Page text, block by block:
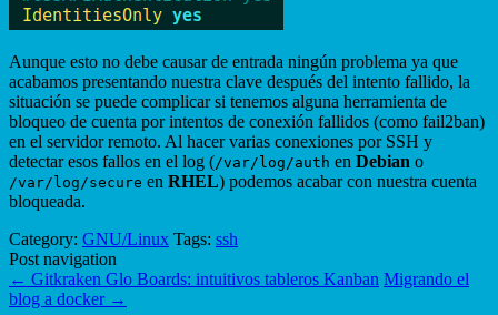
Aunque esto no debe causar de entrada ningún problema ya que
acabamos presentando nuestra clave después del intento fallido, la
situación se puede complicar si tenemos alguna herramienta de
bloqueo de cuenta por intentos de conexión fallidos (como fail2ban)
en el servidor remoto. Al hacer varias conexiones por SSH y
detectar esos fallos en el log (/var/log/auth en Debian o
/var/log/secure en RHEL) podemos acabar con nuestra cuenta
bloqueada.
Category: GNU/Linux Tags: ssh
Post navigation
← Gitkraken Glo Boards: intuitivos tableros Kanban Migrando el
blog a docker →